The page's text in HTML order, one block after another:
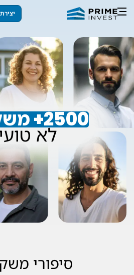
2500+ משקיעים
לא
סיפורי